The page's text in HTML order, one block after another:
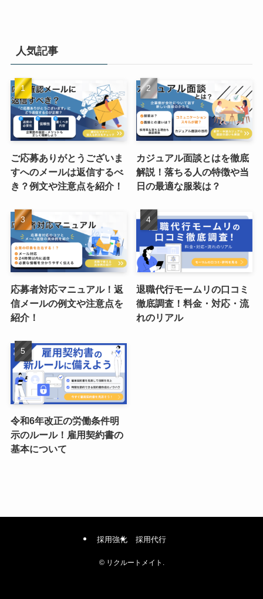
人気記事
ご応募ありがとうございま
すへのメールは返信するべ
き？例文や注意点を紹介！
カジュアル面談とはを徹底
解説！落ちる人の特徴や当
日の最適な服装は？
応募者対応マニュアル！返
信メールの例文や注意点を
紹介！
退職代行モームリの口コミ
徹底調査！料金・対応・流
れのリアル
令和6年改正の労働条件明
示のルール！雇用契約書の
基本について
採用強化 採用代行
©リクルートメイト.